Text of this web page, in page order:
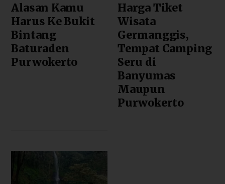
Alasan Kamu
Harus Ke Bukit
Bintang
Baturaden
Purwokerto
Harga Tiket
Wisata
Germanggis,
Tempat Camping
Seru di
Banyumas
Maupun
Purwokerto